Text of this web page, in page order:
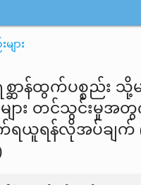
ျား
စ္ဆာန်ထွက်ပစ္စည်း
များ တင်သွင်းမှုအ
ရယူရန်လိုအပ်ချက်